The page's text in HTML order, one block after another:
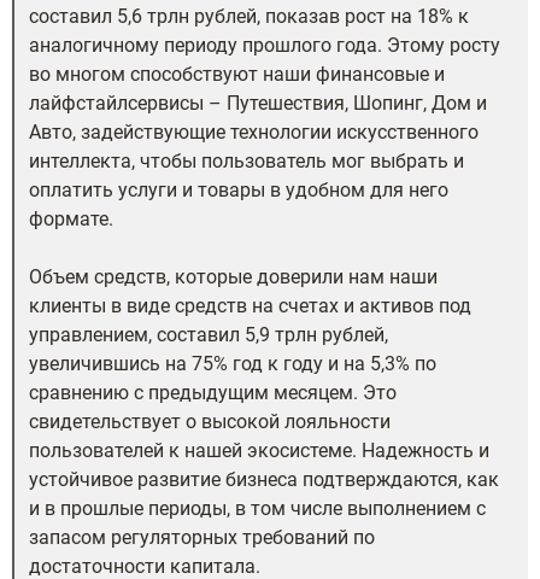
составил 5,6 трлн рублей, показав рост на 18% к
аналогичному периоду прошлого года. Этому росту
во многом способствуют наши финансовые и
лайфстайлсервисы – Путешествия, Шопинг, Дом и
Авто, задействующие технологии искусственного
интеллекта, чтобы пользователь мог выбрать и
оплатить услуги и товары в удобном для него
формате.
Объем средств, которые доверили нам наши
клиенты в виде средств на счетах и активов под
управлением, составил 5,9 трлн рублей,
увеличившись на 75% год к году и на 5,3% по
сравнению с предыдущим месяцем. Это
свидетельствует о высокой лояльности
пользователей к нашей экосистеме. Надежность и
устойчивое развитие бизнеса подтверждаются, как
и в прошлые периоды, в том числе выполнением с
запасом регуляторных требований по
достаточности капитала.